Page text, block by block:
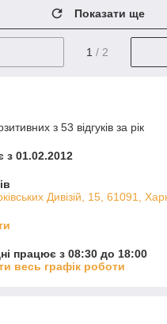
Показати ще
1 / 2
з 53 відгуків за рік
з 01.02.2012
Дивізій, 15, 61091,
працює з 08:30 до 18:00
весь графік роботи